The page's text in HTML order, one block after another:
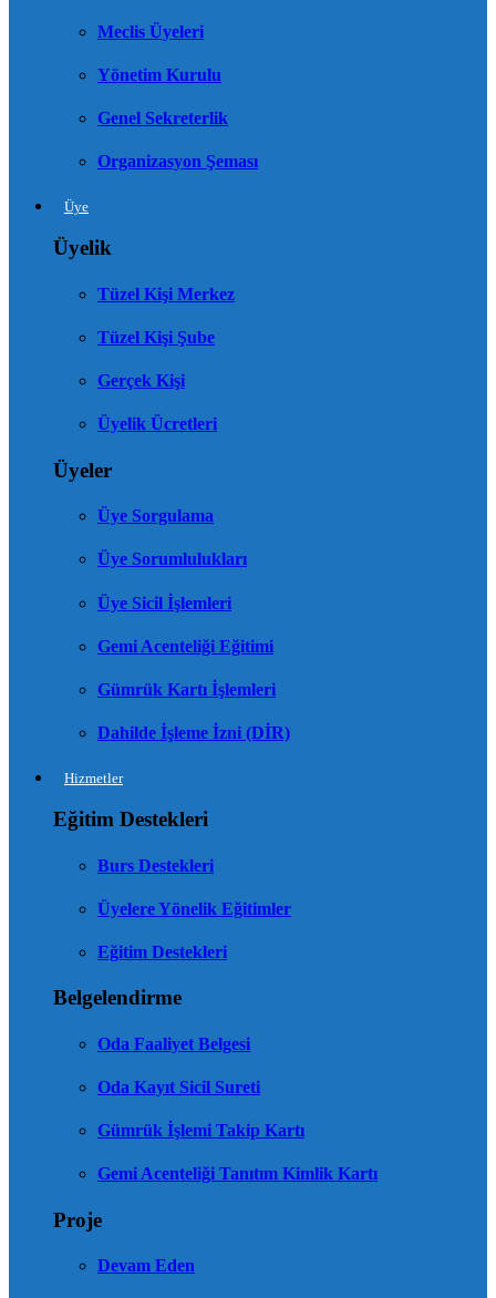
Meclis Üyeleri
Yönetim Kurulu
Genel Sekreterlik
Organizasyon Şeması
Üye
Üyelik
Tüzel Kişi Merkez
Tüzel Kişi Şube
Gerçek Kişi
Üyelik Ücretleri
Üyeler
Üye Sorgulama
Üye Sorumlulukları
Üye Sicil İşlemleri
Gemi Acenteliği Eğitimi
Gümrük Kartı İşlemleri
Dahilde İşleme İzni (DİR)
Hizmetler
Eğitim Destekleri
Burs Destekleri
Üyelere Yönelik Eğitimler
Eğitim Destekleri
Belgelendirme
Oda Faaliyet Belgesi
Oda Kayıt Sicil Sureti
Gümrük İşlemi Takip Kartı
Gemi Acenteliği Tanıtım Kimlik Kartı
Proje
Devam Eden